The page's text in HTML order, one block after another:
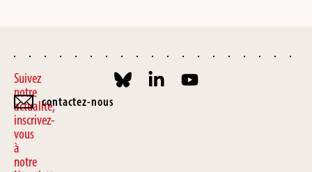
Suivez
notre
actualité,
inscrivez-
vous
à
notre
contactez-nous